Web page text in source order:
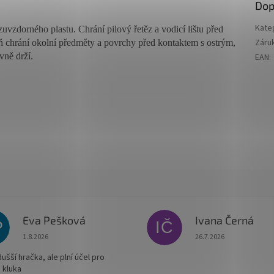
plastu. Chrání pilový řetěz a vodicí lištu před
chrání okolní předměty a povrchy před kontaktem s ostrým,
drží.
EAN:
Eva Pešková
Hodnocení obchodu je 5 z 5 hvězdiček.
1.8.2026
hračka, ale plní účel pro
kluka
IČ Ivana Černá
Hodnocení obchodu
26.7.2026